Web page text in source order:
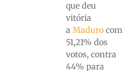
que deu
vitória
a Madurocom
51,21% dos
votos, contra
44% para